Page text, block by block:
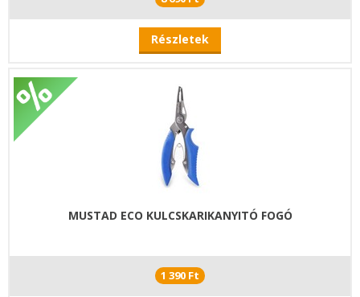
Részletek
MUSTAD ECO KULCSKARIKANYITÓ FOGÓ
1 390 Ft